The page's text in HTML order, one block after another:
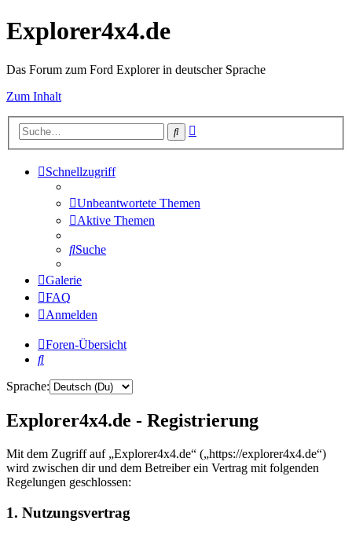
Explorer4x4.de
Das Forum zum Ford Explorer in deutscher Sprache
Zum Inhalt
Suche
Schnellzugriff
Unbeantwortete Themen
Aktive Themen
Suche
Galerie
FAQ
Anmelden
Foren-Übersicht
Suche
Sprache:
Explorer4x4.de - Registrierung
Mit dem Zugriff auf „Explorer4x4.de“ („https://explorer4x4.de“)
wird zwischen dir und dem Betreiber ein Vertrag mit folgenden
Regelungen geschlossen:
1. Nutzungsvertrag